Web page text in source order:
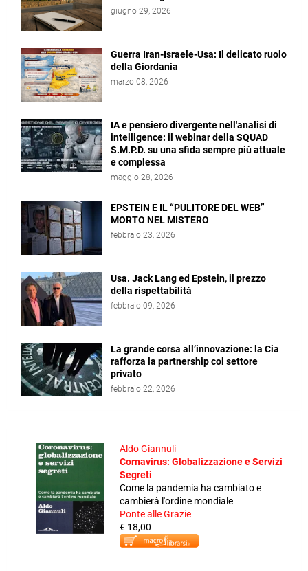
giugno 29, 2026
Guerra Iran-Israele-Usa: Il delicato ruolo
della Giordania
marzo 08, 2026
IA e pensiero divergente nell'analisi di
intelligence: il webinar della SQUAD
S.M.P.D. su una sfida sempre più attuale
e complessa
maggio 28, 2026
EPSTEIN E IL “PULITORE DEL WEB”
MORTO NEL MISTERO
febbraio 23, 2026
Usa. Jack Lang ed Epstein, il prezzo
della rispettabilità
febbraio 09, 2026
La grande corsa all’innovazione: la Cia
rafforza la partnership col settore
privato
febbraio 22, 2026
Aldo Giannuli
Cornavirus: Globalizzazione e Servizi
Segreti
Come la pandemia ha cambiato e
cambierà l'ordine mondiale
Ponte alle Grazie
€ 18,00